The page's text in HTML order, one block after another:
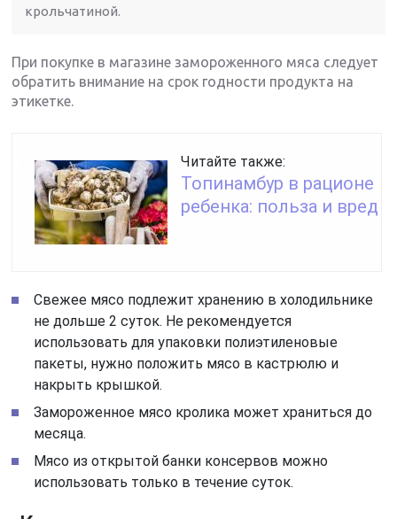
крольчатиной.
При покупке в магазине замороженного мяса следует
обратить внимание на срок годности продукта на
этикетке.
Читайте также:
Топинамбур в рационе
ребенка: польза и вред
Свежее мясо подлежит хранению в холодильнике
не дольше 2 суток. Не рекомендуется
использовать для упаковки полиэтиленовые
пакеты, нужно положить мясо в кастрюлю и
накрыть крышкой.
Замороженное мясо кролика может храниться до
месяца.
Мясо из открытой банки консервов можно
использовать только в течение суток.